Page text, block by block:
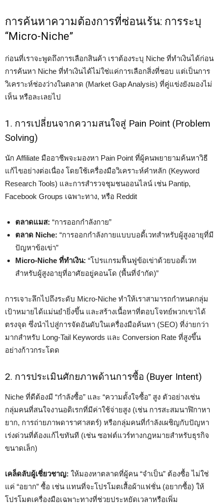
การค้นหาความต้องการที่ซ่อนเร้น: การระบุ
“Micro-Niche”
ก่อนที่เราจะพูดถึงการเลือกสินค้า เราต้องระบุ Niche ที่ทำเงินได้ก่อน
การค้นหา Niche ที่ทำเงินได้ไม่ใช่แค่การเลือกสิ่งที่ชอบ แต่เป็นการ
วิเคราะห์ช่องว่างในตลาด (Market Gap Analysis) ที่คู่แข่งยังมองไม่
เห็น หรือละเลยไป
1. การเปลี่ยนจากความสนใจสู่ Pain Point (Problem
Solving)
นัก Affiliate มืออาชีพจะมองหา Pain Point ที่ผู้คนพยายามค้นหาวิธี
แก้ไขอย่างต่อเนื่อง โดยใช้เครื่องมือวิเคราะห์คำหลัก (Keyword
Research Tools) และการสำรวจชุมชนออนไลน์ เช่น Pantip,
Facebook Groups เฉพาะทาง, หรือ Reddit
ตลาดแมส: “การออกกำลังกาย”
ตลาด Niche: “การออกกำลังกายแบบบอดี้เวทสำหรับผู้สูงอายุที่มี
ปัญหาข้อเข่า”
Micro-Niche ที่ทำเงิน: “โปรแกรมฟื้นฟูข้อเข่าด้วยบอดี้เวท
สำหรับผู้สูงอายุที่อาศัยอยู่คอนโด (พื้นที่จำกัด)”
การเจาะลึกไปถึงระดับ Micro-Niche ทำให้เราสามารถกำหนดกลุ่ม
เป้าหมายได้แม่นยำยิ่งขึ้น และสร้างเนื้อหาที่ตอบโจทย์พวกเขาได้
ตรงจุด ซึ่งนำไปสู่การจัดอันดับในเครื่องมือค้นหา (SEO) ที่ง่ายกว่า
มากสำหรับ Long-Tail Keywords และ Conversion Rate ที่สูงขึ้น
อย่างก้าวกระโดด
2. การประเมินศักยภาพด้านการซื้อ (Buyer Intent)
Niche ที่ดีต้องมี “กำลังซื้อ” และ “ความตั้งใจซื้อ” สูง ตัวอย่างเช่น
กลุ่มคนที่สนใจงานอดิเรกที่มีค่าใช้จ่ายสูง (เช่น การสะสมนาฬิกาหา
ยาก, การถ่ายภาพดาราศาสตร์) หรือกลุ่มคนที่กำลังเผชิญกับปัญหา
เร่งด่วนที่ต้องแก้ไขทันที (เช่น ซอฟต์แวร์ทางกฎหมายสำหรับธุรกิจ
ขนาดเล็ก)
เคล็ดลับผู้เชี่ยวชาญ: ให้มองหาตลาดที่ผู้คน “จำเป็น” ต้องซื้อ ไม่ใช่
แค่ “อยาก” ซื้อ เช่น แทนที่จะโปรโมตเสื้อผ้าแฟชั่น (อยากซื้อ) ให้
โปรโมตเครื่องมือเฉพาะทางที่ช่วยประหยัดเวลาหรือเพิ่ม